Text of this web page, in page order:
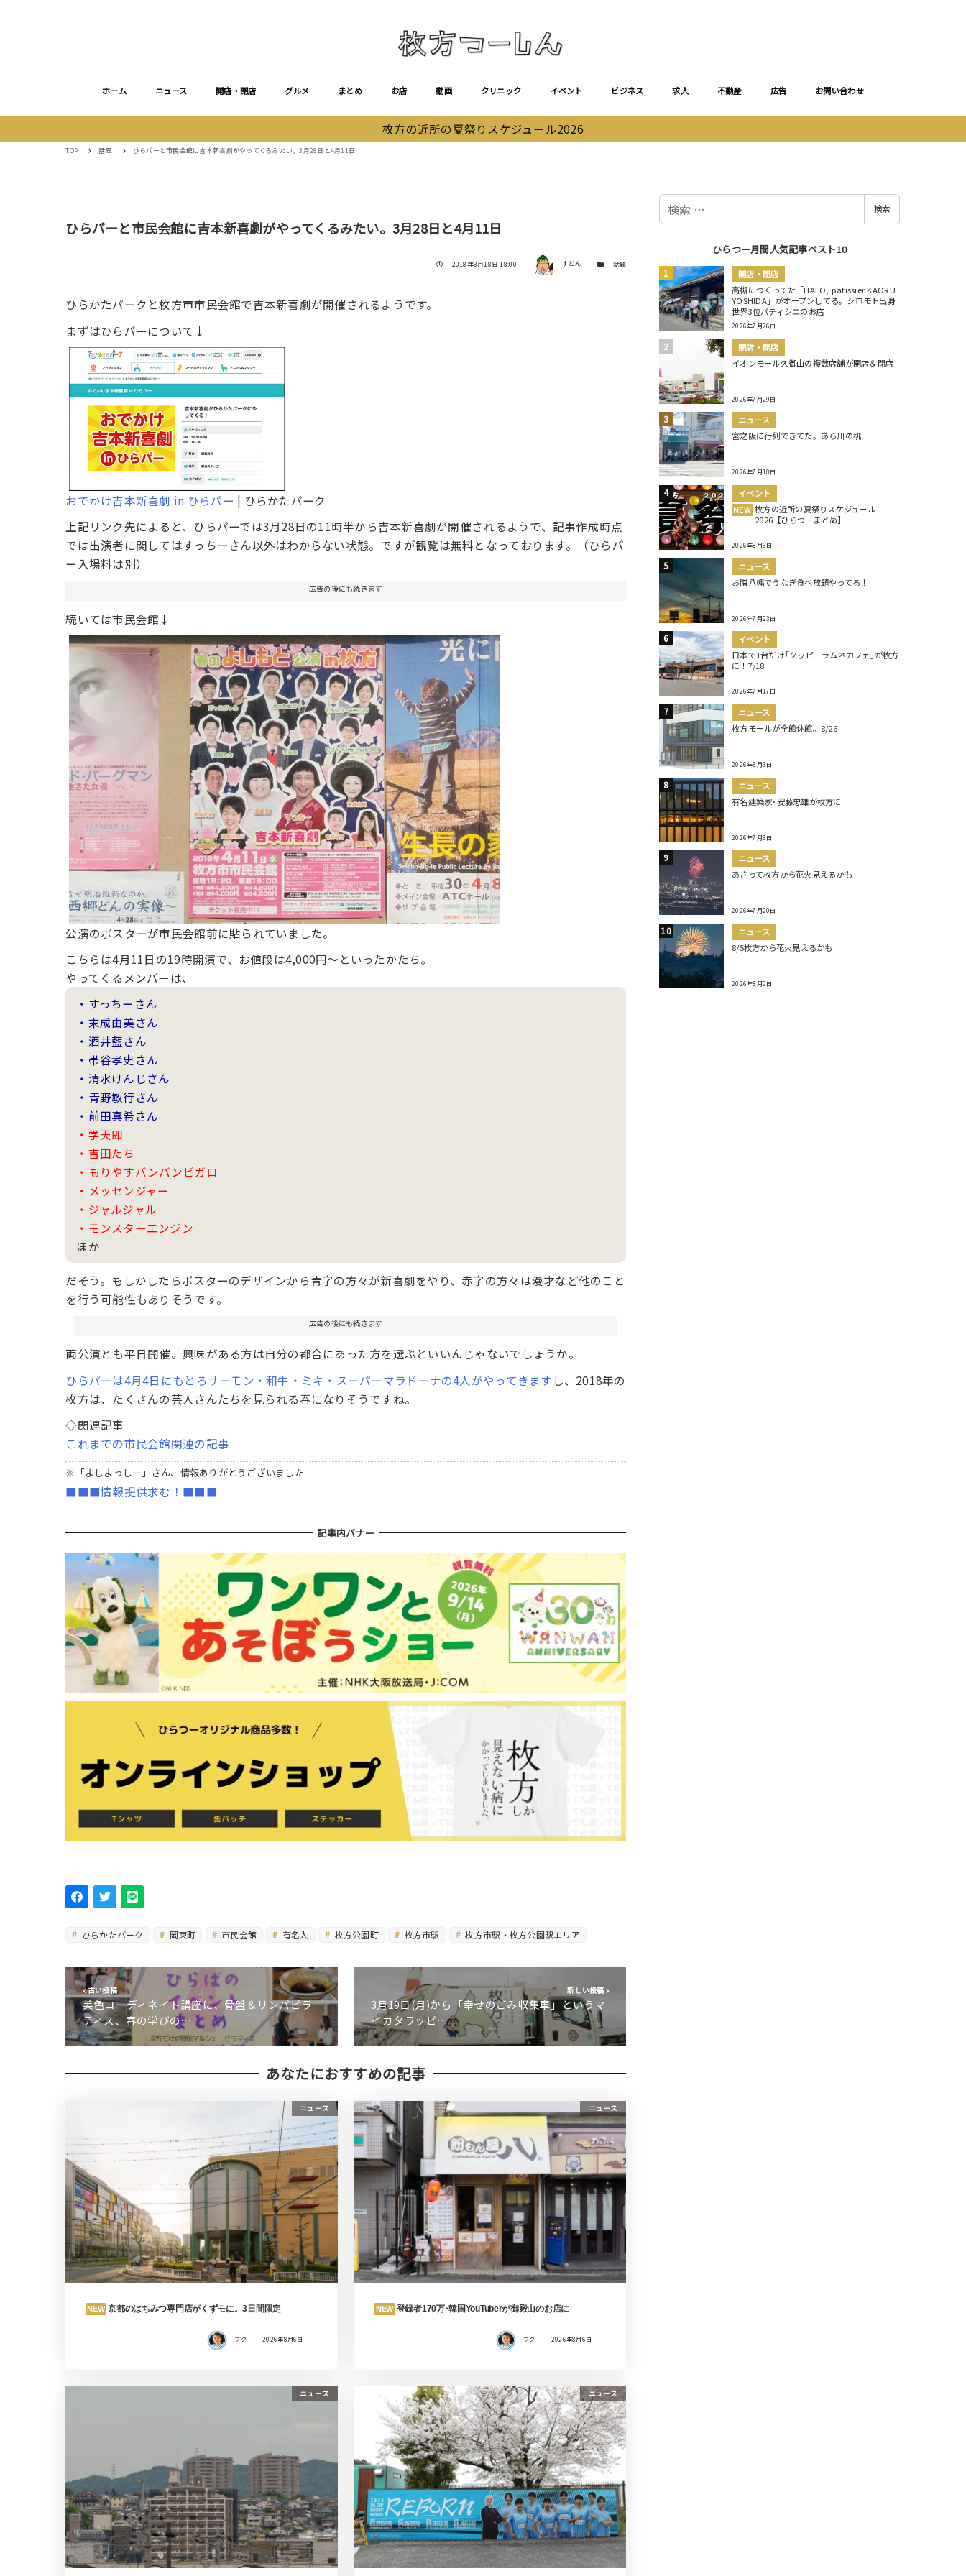
ホーム ニュース 開店・閉店 グルメ まとめ お店 動画 クリニック イベント ビジネス 求人 不動産 広告 お問い合わせ
枚方の近所の夏祭りスケジュール2026
TOP 話題 ひらパーと市民会館に吉本新喜劇がやってくるみたい。3月28日と4月11日
ひらパーと市民会館に吉本新喜劇がやってくるみたい。3月28日と4月11日
投稿日
2018年3月18日 18:00 著者 すどん カテゴリー
話題
ひらかたパークと枚方市市民会館で吉本新喜劇が開催されるようです。
まずはひらパーについて↓
おでかけ吉本新喜劇 in ひらパー | ひらかたパーク
上記リンク先によると、ひらパーでは3月28日の11時半から吉本新喜劇が開催されるようで、記事作成時点
では出演者に関してはすっちーさん以外はわからない状態。ですが観覧は無料となっております。（ひらパ
ー入場料は別）
広告の後にも続きます
続いては市民会館↓
公演のポスターが市民会館前に貼られていました。
こちらは4月11日の19時開演で、お値段は4,000円〜といったかたち。
やってくるメンバーは、
・すっちーさん
・末成由美さん
・酒井藍さん
・帯谷孝史さん
・清水けんじさん
・青野敏行さん
・前田真希さん
・学天即
・吉田たち
・もりやすバンバンビガロ
・メッセンジャー
・ジャルジャル
・モンスターエンジン
ほか
だそう。もしかしたらポスターのデザインから青字の方々が新喜劇をやり、赤字の方々は漫才など他のこと
を行う可能性もありそうです。
広告の後にも続きます
両公演とも平日開催。興味がある方は自分の都合にあった方を選ぶといいんじゃないでしょうか。
ひらパーは4月4日にもとろサーモン・和牛・ミキ・スーパーマラドーナの4人がやってきます し、2018年の
枚方は、たくさんの芸人さんたちを見られる春になりそうですね。
◇関連記事
これまでの市民会館関連の記事
※「よしよっしー」さん、情報ありがとうございました
■■■情報提供求む！■■■
記事内バナー
ひらかたパーク 岡東町 市民会館 有名人 枚方公園町 枚方市駅 枚方市駅・枚方公園駅エリア
古い投稿
美色コーディネイト講座に、骨盤＆リンパピラ
ティス、春の学びの…
新しい投稿
3月19日(月)から「幸せのごみ収集車」というマ
イカタラッピ…
あなたにおすすめの記事
ニュース
NEW 京都のはちみつ専門店がくずモに。3日間限定
フク 2026年8月6日
ニュース
NEW 登録者170万･韓国YouTuberが御殿山のお店に
フク 2026年8月6日
ニュース ニュース
検
検索
ひらつー月間人気記事ベスト10
開店・閉店
高槻につくってた「HALO, patissier KAORU
YOSHIDA」がオープンしてる。シロモト出身
世界3位パティシエのお店
2026年7月26日
開店・閉店
イオンモール久御山の複数店舗が開店＆閉店
2026年7月29日
ニュース
宮之阪に行列できてた。あら川の桃
2026年7月10日
イベント
NEW 枚方の近所の夏祭りスケジュール
2026【ひらつーまとめ】
2026年8月6日
ニュース
お隣八幡でうなぎ食べ放題やってる！
2026年7月23日
イベント
日本で1台だけ｢クッピーラムネカフェ｣が枚方
に！7/18
2026年7月17日
ニュース
枚方モールが全館休館。8/26
2026年8月3日
ニュース
有名建築家･安藤忠雄が枚方に
2026年7月8日
ニュース
あさって枚方から花火見えるかも
2026年7月20日
ニュース
8/5枚方から花火見えるかも
2026年8月2日